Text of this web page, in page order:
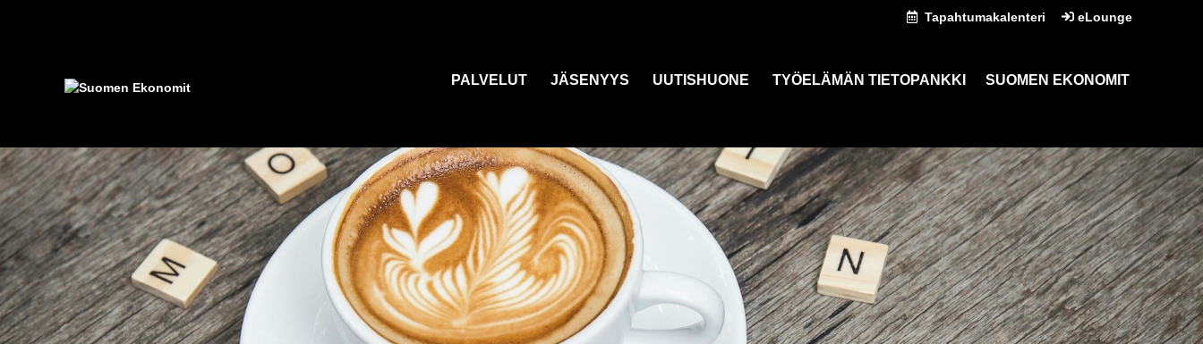
Tapahtumakalenteri eLounge
PALVELUT JÄSENYYS UUTISHUONE TYÖELÄMÄN TIETOPANKKI SUOMEN EKONOMIT